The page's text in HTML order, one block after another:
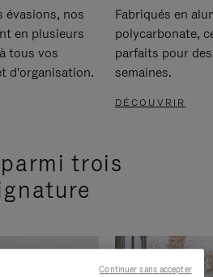
évasions, nos
en plusieurs
tous vos
d'organisation.
Fabriqués en
polycarbonate,
parfaits pour
semaines.
DÉCOUVRIR
trois
Continuer sans accepter